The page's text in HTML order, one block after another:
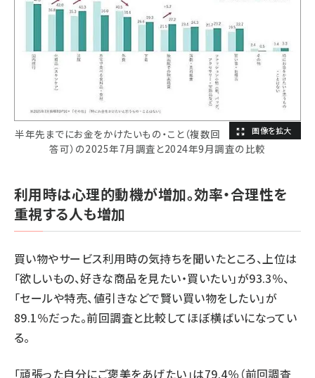
半年先までにお金をかけたいもの・こと（複数回
答可）の2025年7月調査と2024年9月調査の比較
利用時は心理的動機が増加。効率・合理性を
重視する人も増加
買い物やサービス利用時の気持ちを聞いたところ、上位は
「欲しいもの、好きな商品を見たい・買いたい」が93.3％、
「セールや特売、値引きなどで賢い買い物をしたい」が
89.1％だった。前回調査と比較してほぼ横ばいになってい
る。
「頑張った自分にご褒美をあげたい」は79.4％（前回調査